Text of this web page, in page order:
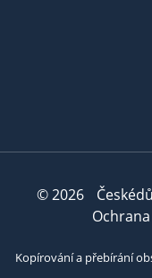
© 2026
Kopírování a přebírání